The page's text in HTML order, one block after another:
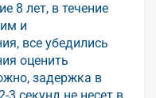
8 лет, в течение
и
все убедились
оценить
задержка в